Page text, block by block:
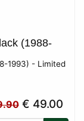
(1988-
1993) - Limited
€ 49.00